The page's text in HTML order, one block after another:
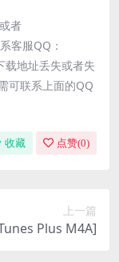
者
客服QQ：
地址丢失或者失
可联系上面的QQ
收藏 点赞(0)
上一篇
Plus M4A]